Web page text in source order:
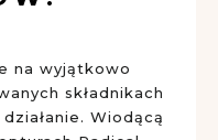
na wyjątkowo
składnikach
Wiodącą